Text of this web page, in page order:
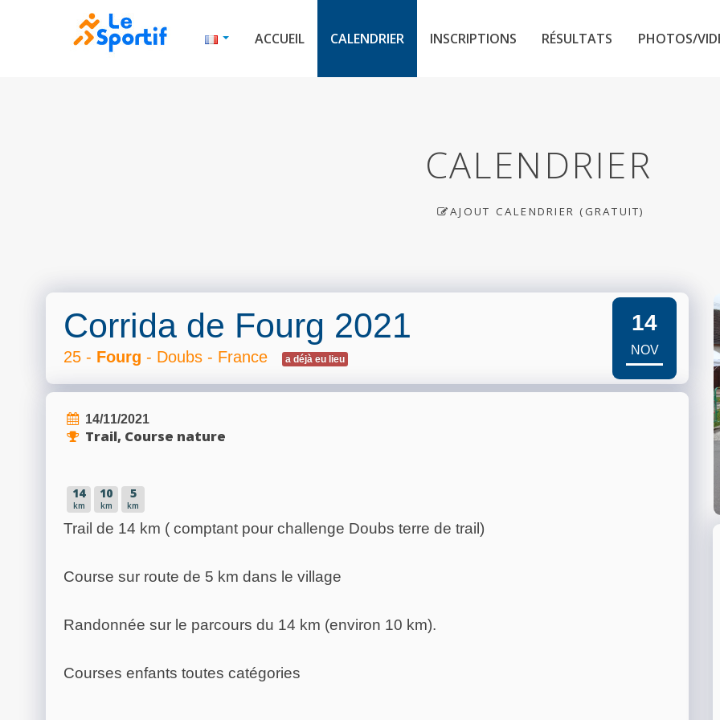
ACCUEIL CALENDRIER INSCRIPTIONS RÉSULTATS PHOTOS/
CALENDRIER
AJOUT CALENDRIER (GRATUIT)
Corrida de Fourg 2021
25 - Fourg - Doubs - France a déjà eu lieu
14
NOV
14/11/2021
Trail, Course nature
14
km
10
km
5
km
Trail de 14 km ( comptant pour challenge Doubs terre de trail)
Course sur route de 5 km dans le village
Randonnée sur le parcours du 14 km (environ 10 km).
Courses enfants toutes catégories